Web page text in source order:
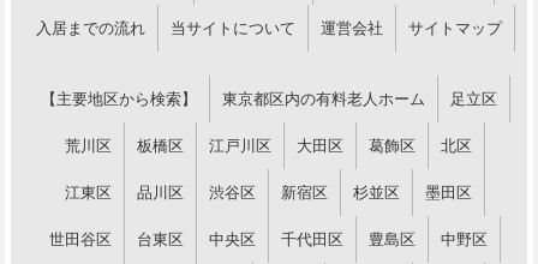
入居までの流れ 当サイトについて 運営会社 サイトマップ
【主要地区から検索】 東京都区内の有料老人ホーム 足立区
荒川区 板橋区 江戸川区 大田区 葛飾区 北区
江東区 品川区 渋谷区 新宿区 杉並区 墨田区
世田谷区 台東区 中央区 千代田区 豊島区 中野区